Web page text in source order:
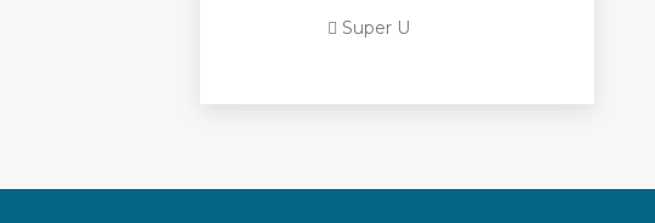
Super U